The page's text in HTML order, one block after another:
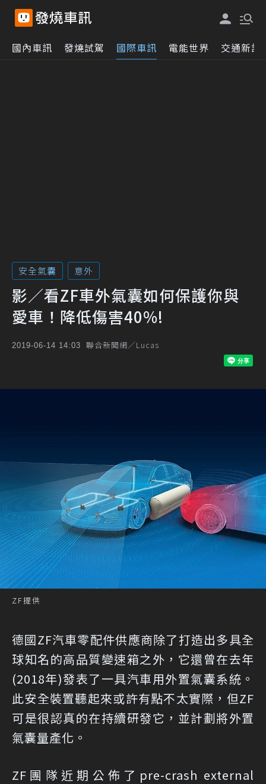
國內車訊 發燒試駕 國際車訊 電能世界 交通新訊
安全氣囊 意外
影／看ZF車外氣囊如何保護你與
愛車！降低傷害40%!
2019-06-14 14:03 聯合新聞網／Lucas
ZF提供
德國ZF汽車零配件供應商除了打造出多具全
球知名的高品質變速箱之外，它還曾在去年
(2018年)發表了一具汽車用外置氣囊系統。
此安全裝置聽起來或許有點不太實際，但ZF
可是很認真的在持續研發它，並計劃將外置
氣囊量產化。
ZF團隊近期公佈了pre-crash external